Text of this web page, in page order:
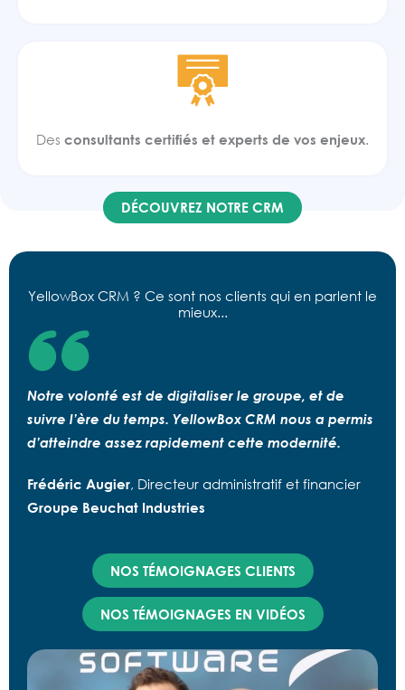
Des consultants certifiés et experts de vos enjeux.
DÉCOUVREZ NOTRE CRM
YellowBox CRM ? Ce sont nos clients qui en parlent le
mieux...
Notre volonté est de digitaliser le groupe, et de
suivre l’ère du temps. YellowBox CRM nous a permis
d’atteindre assez rapidement cette modernité.
Frédéric Augier, Directeur administratif et financier
Groupe Beuchat Industries
NOS TÉMOIGNAGES CLIENTS
NOS TÉMOIGNAGES EN VIDÉOS